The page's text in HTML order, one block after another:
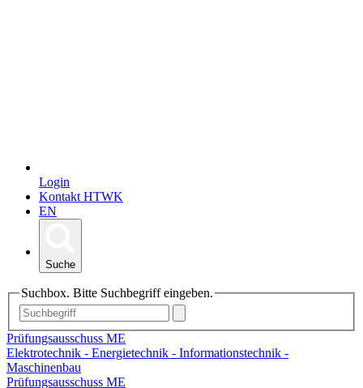
Login
Kontakt HTWK
EN
Suche
Suchbox. Bitte Suchbegriff eingeben.
Prüfungsausschuss ME
Elektrotechnik - Energietechnik - Informationstechnik -
Maschinenbau
Prüfungsausschuss ME